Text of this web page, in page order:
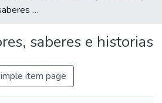
Jujuy. Pobladores, saberes e historias
saberes e historias
item page